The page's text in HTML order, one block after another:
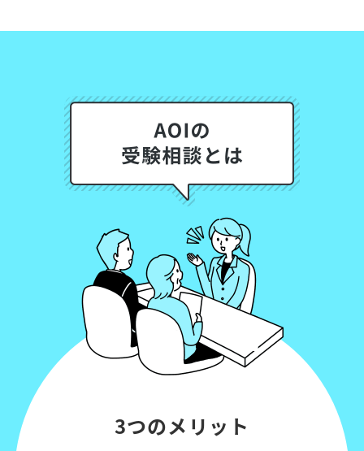
3つのメリット